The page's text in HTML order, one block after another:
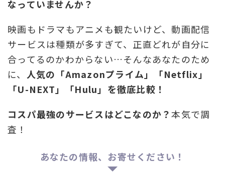
なっていませんか？
映画もドラマもアニメも観たいけど、動画配信
サービスは種類が多すぎて、正直どれが自分に
合ってるのかわからない…そんなあなたのため
に、 人気の「Amazonプライム」「Netflix」
「U-NEXT」「Hulu」を徹底比較！
コスパ最強のサービスはどこなのか？本気で調
査！
あなたの情報、お寄せください！